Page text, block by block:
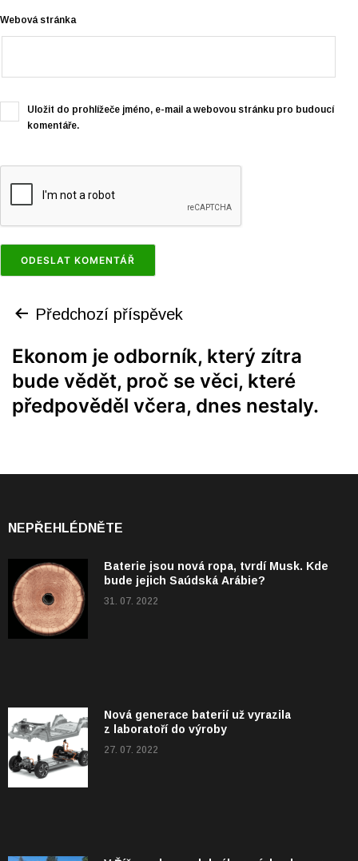
Webová stránka
Uložit do prohlížeče jméno, e-mail a webovou stránku pro budoucí
komentáře.
Předchozí příspěvek
Ekonom je odborník, který zítra
bude vědět, proč se věci, které
předpověděl včera, dnes nestaly.
NEPŘEHLÉDNĚTE
Baterie jsou nová ropa, tvrdí Musk. Kde
bude jejich Saúdská Arábie?
31. 07. 2022
Nová generace baterií už vyrazila
z laboratoří do výroby
27. 07. 2022